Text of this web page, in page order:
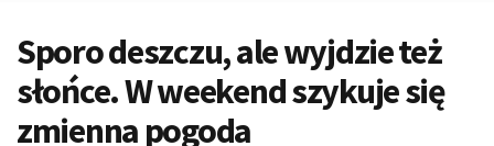
Sporo deszczu, ale wyjdzie też
słońce. W weekend szykuje się
zmienna pogoda